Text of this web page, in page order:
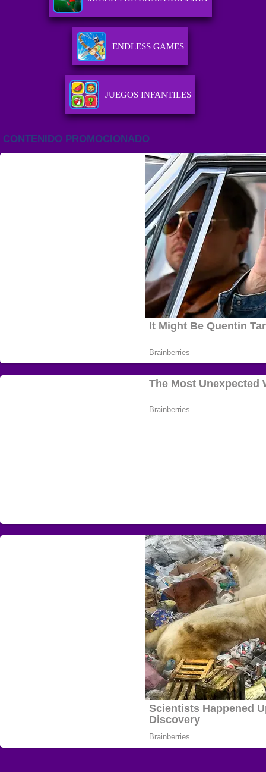
ENDLESS GAMES
JUEGOS INFANTILES